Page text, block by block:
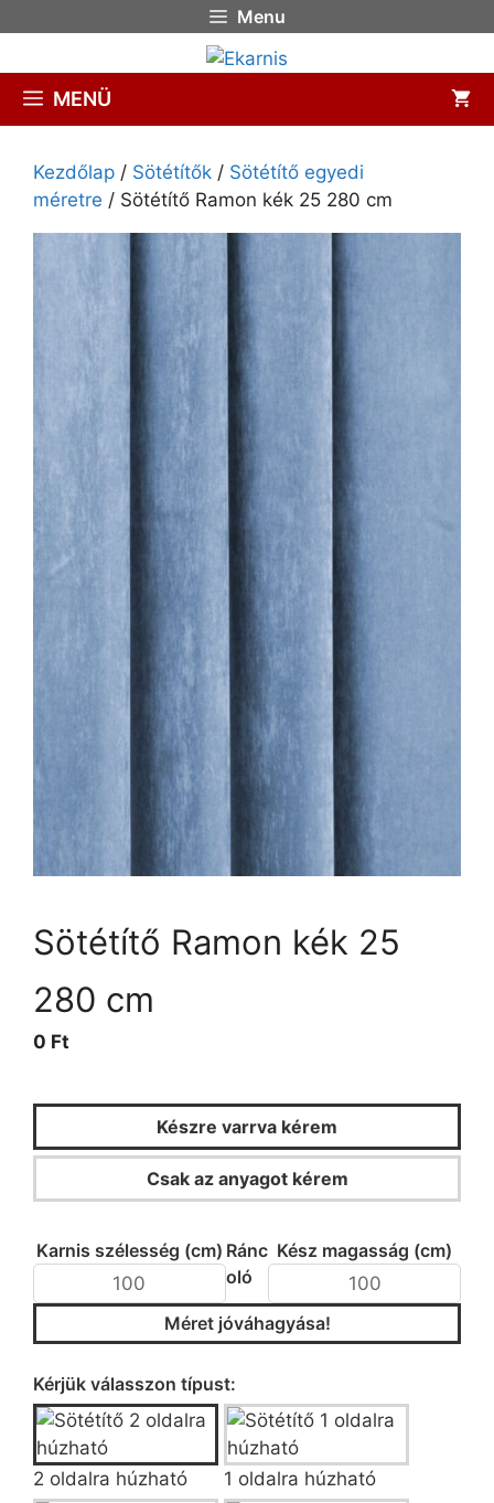
Menu
MENÜ
Kezdőlap / Sötétítők / Sötétítő egyedi
méretre / Sötétítő Ramon kék 25 280 cm
Sötétítő Ramon kék 25
280 cm
0 Ft
Készre varrva kérem
Csak az anyagot kérem
Karnis szélesség (cm) Kész magasság (cm)
Méret jóváhagyása!
Kérjük válasszon típust:
2 oldalra húzható 1 oldalra húzható
Ránc
oló